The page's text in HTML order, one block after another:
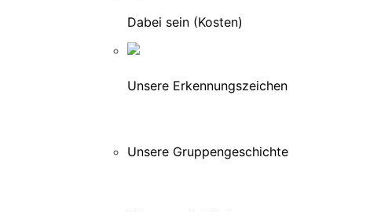
Dabei sein (Kosten)
Unsere Erkennungszeichen
Unsere Gruppengeschichte